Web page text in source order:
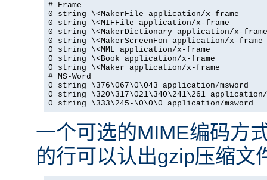
# Frame
0 string \<MakerFile application/x-frame
0 string \<MIFFile application/x-frame
0 string \<MakerDictionary application/x-frame
0 string \<MakerScreenFon application/x-frame
0 string \<MML application/x-frame
0 string \<Book application/x-frame
0 string \<Maker application/x-frame
# MS-Word
0 string \376\067\0\043 application/msword
0 string \320\317\021\340\241\261 application/
0 string \333\245-\0\0\0 application/msword
一个可选的MIME编码方
的行可以认出gzip压缩文